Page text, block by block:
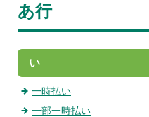
あ行
い
一時払い
一部一時払い